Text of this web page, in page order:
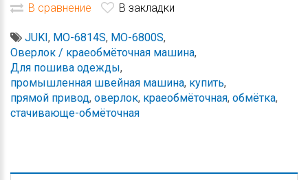
В сравнение В закладки
JUKI, MO-6814S, MO-6800S,
Оверлок / краеобмёточная машина,
Для пошива одежды,
промышленная швейная машина, купить,
прямой привод, оверлок, краеобмёточная, обмётка,
стачивающе-обмёточная